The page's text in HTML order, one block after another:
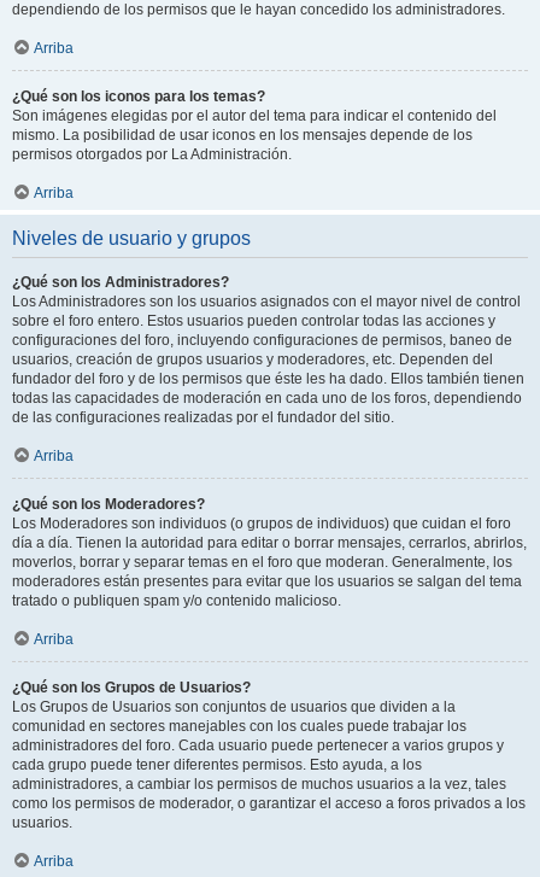
dependiendo de los permisos que le hayan concedido los administradores.
Arriba
¿Qué son los iconos para los temas?
Son imágenes elegidas por el autor del tema para indicar el contenido del
mismo. La posibilidad de usar iconos en los mensajes depende de los
permisos otorgados por La Administración.
Arriba
Niveles de usuario y grupos
¿Qué son los Administradores?
Los Administradores son los usuarios asignados con el mayor nivel de control
sobre el foro entero. Estos usuarios pueden controlar todas las acciones y
configuraciones del foro, incluyendo configuraciones de permisos, baneo de
usuarios, creación de grupos usuarios y moderadores, etc. Dependen del
fundador del foro y de los permisos que éste les ha dado. Ellos también tienen
todas las capacidades de moderación en cada uno de los foros, dependiendo
de las configuraciones realizadas por el fundador del sitio.
Arriba
¿Qué son los Moderadores?
Los Moderadores son individuos (o grupos de individuos) que cuidan el foro
día a día. Tienen la autoridad para editar o borrar mensajes, cerrarlos, abrirlos,
moverlos, borrar y separar temas en el foro que moderan. Generalmente, los
moderadores están presentes para evitar que los usuarios se salgan del tema
tratado o publiquen spam y/o contenido malicioso.
Arriba
¿Qué son los Grupos de Usuarios?
Los Grupos de Usuarios son conjuntos de usuarios que dividen a la
comunidad en sectores manejables con los cuales puede trabajar los
administradores del foro. Cada usuario puede pertenecer a varios grupos y
cada grupo puede tener diferentes permisos. Esto ayuda, a los
administradores, a cambiar los permisos de muchos usuarios a la vez, tales
como los permisos de moderador, o garantizar el acceso a foros privados a los
usuarios.
Arriba